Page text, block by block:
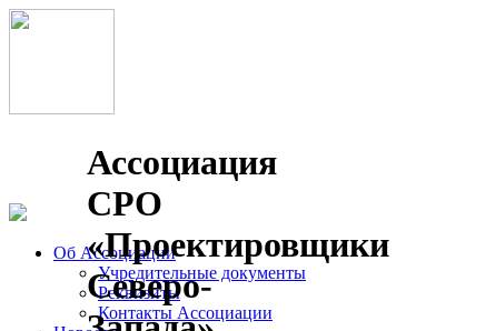
Ассоциация
СРО
«Проектировщики
Северо-
Об Ассоциации
Учредительные документы
Реквизиты
Контакты Ассоциации